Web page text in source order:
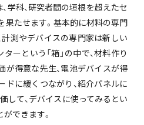
学科、研究者間の垣根を超えたセ
果たせます。基本的に材料の専門
測やデバイスの専門家は新しい
ーという「箱」の中で、材料作り
が得意な先生、電池デバイスが得
ドに緩くつながり、紹介パネルに
して、デバイスに使ってみるとい
できます。